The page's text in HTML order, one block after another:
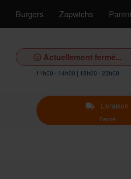
Burgers Zapwichs
Actuellement fermé...
11h00 - 14h00 | 18h00 - 23h00
Livraison
Fermé